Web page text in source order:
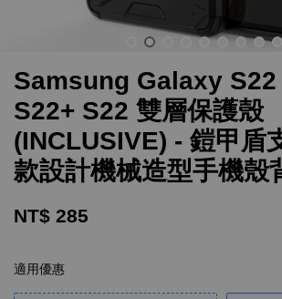
Samsung Galaxy
S22+ S22 雙層保護殼
(INCLUSIVE) - 鎧甲盾
款設計機械造型手機殼
NT$ 285
適用優惠